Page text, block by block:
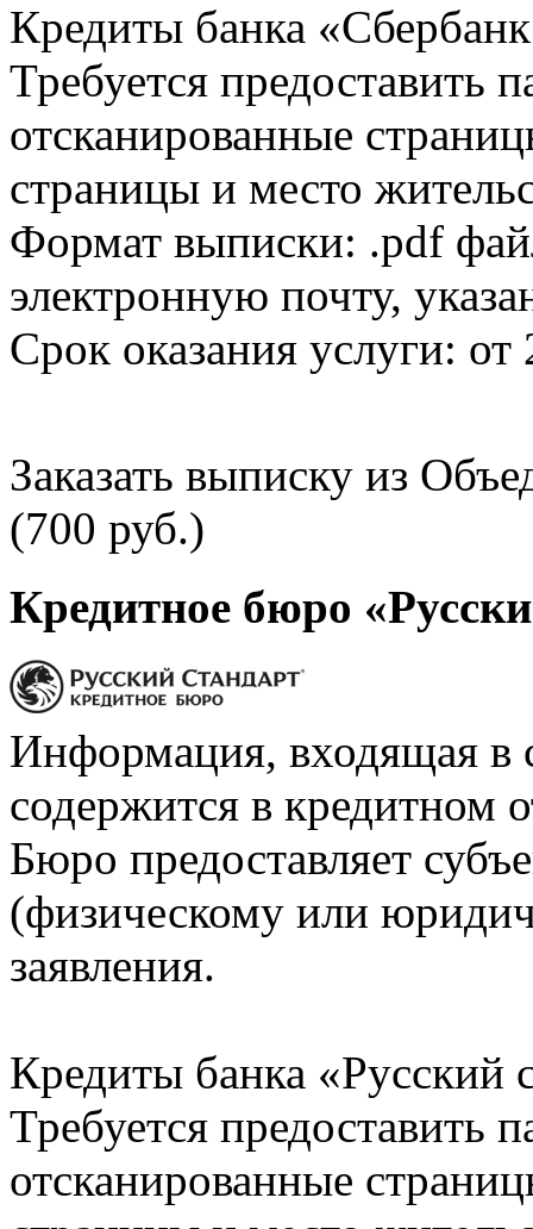
Кредиты банка
Требуется предоставить
отсканированные
страницы и место
Формат выписки: .pdf
электронную почту,
Срок оказания услуги: от
Заказать выписку из
(700 руб.)
Кредитное бюро
Информация, входящая в
содержится в кредитном
Бюро предоставляет
(физическому или
заявления.
Кредиты банка «Русский
Требуется предоставить
отсканированные